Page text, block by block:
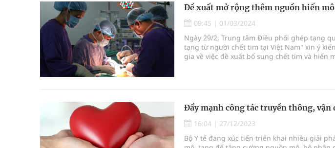
cầu
Ung thư thận: Nguy hiểm vì tiến triển quá âm thầm
Nhiều chuỗi hoạt động lớn được diễn ra tại Lễ hội sầu riêng 2026
Tiếp tục rà soát, triển khai các nhiệm vụ trong lĩnh vực cấp cứu, điều trị đột quỵ
Pháp luật – Sức khỏe – Doanh nghiệp: Tìm giải pháp tăng cường chống hàng giả và
mại
Đề xuất mở rộng thêm nguồn hiến
09:45 | 01/03/2024
Ngày 29/2, Trung tâm Điều phối ghép tạng
tạng từ người chết tim tại Việt Nam" xin ý
gia về việc đề xuất bổ sung chết tim và hiến
Đẩy mạnh công tác truyền thông,
16:04 | 27/12/2023
Bộ Y tế đang xúc tiến triển khai nhiều giải